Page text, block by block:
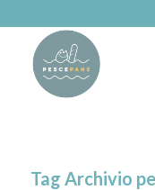
Tag Archivio